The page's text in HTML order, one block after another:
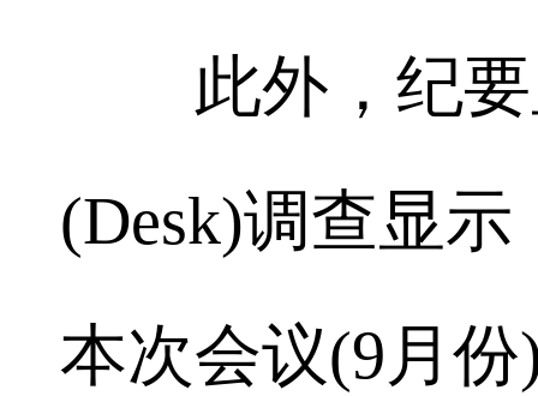
此外，纪要
(Desk)调查显
本次会议(9月